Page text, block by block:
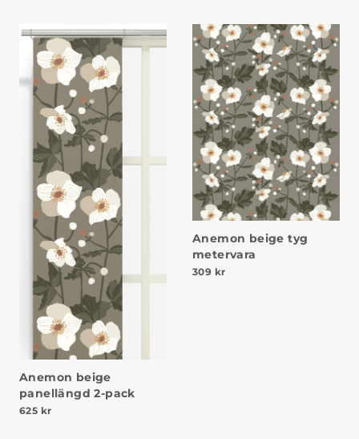
Anemon beige
panellängd 2-pack
625 kr
Anemon beige tyg
metervara
309 kr